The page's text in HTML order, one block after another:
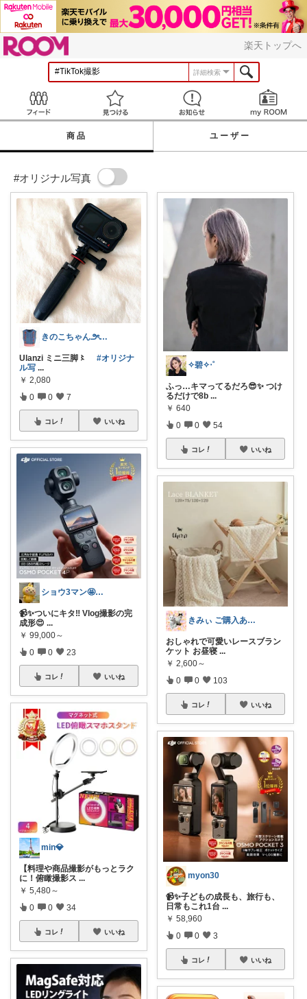
楽天トップへ
詳細検索
見つける お知らせ
商品 ユーザー
#オリジナル写真
きのこちゃん౨ৎかわいい雑貨
Ulanzi ミニ三脚〻 #オリジナ
ル写 ...
￥ 2,080
0 0 7
コレ いいね
ショウ3マン🤩なんとかなれ〜ッ名品
📹✨ついにキタ‼️ Vlog撮影の完
成形😍 ...
￥ 99,000～
0 0 23
コレ いいね
min💎
【料理や商品撮影がもっとラク
に！俯瞰撮影ス ...
￥ 5,480～
0 0 34
コレ いいね
✧碧✧‧˚
ふっ…キマってるだろ😎✨ つけ
るだけで8b ...
￥ 640
0 0 54
コレ いいね
きみぃ ご購入ありがとうございます♪
おしゃれで可愛いレースブラン
ケット お昼寝 ...
￥ 2,600～
0 0 103
コレ いいね
myon30
📹✨子どもの成長も、旅行も、
日常もこれ1台 ...
￥ 58,960
0 0 3
コレ いいね